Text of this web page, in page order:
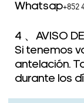
Whatsap+852
4 、AVISO
Si tenemos
antelación.
durante los